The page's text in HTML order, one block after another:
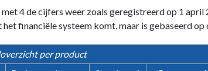
4 de cijfers weer zoals geregistreerd op 1 april
financiële systeem komt, maar is gebaseerd
per product